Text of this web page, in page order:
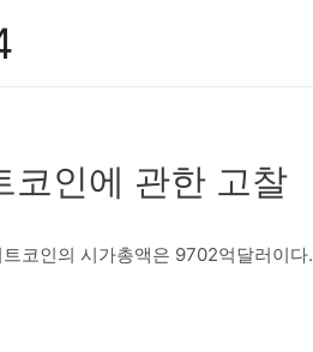
코인에 관한 고찰
트코인의 시가총액은 9702억달러이다.